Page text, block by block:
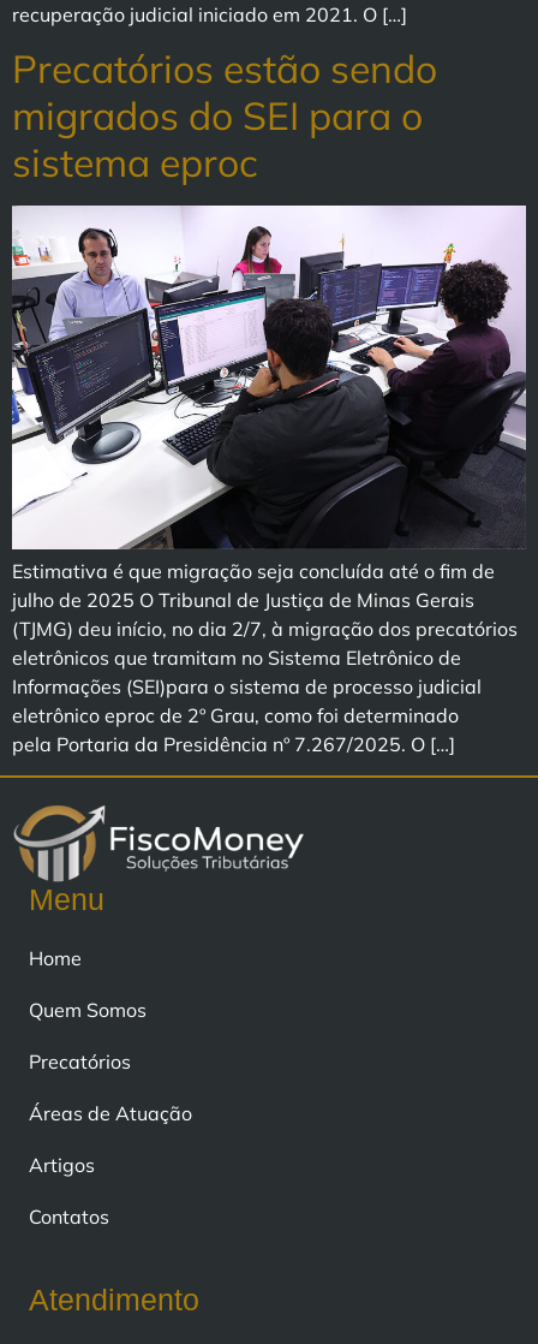
recuperação judicial iniciado em 2021. O […]
Precatórios estão sendo
migrados do SEI para o
sistema eproc
Estimativa é que migração seja concluída até o fim de
julho de 2025 O Tribunal de Justiça de Minas Gerais
(TJMG) deu início, no dia 2/7, à migração dos precatórios
eletrônicos que tramitam no Sistema Eletrônico de
Informações (SEI)para o sistema de processo judicial
eletrônico eproc de 2º Grau, como foi determinado
pela Portaria da Presidência nº 7.267/2025. O […]
Menu
Home
Quem Somos
Precatórios
Áreas de Atuação
Artigos
Contatos
Atendimento